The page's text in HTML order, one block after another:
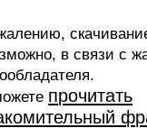
в связи с
прочитать